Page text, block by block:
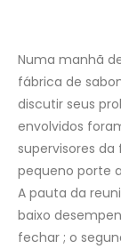
Numa manhã
fábrica de
discutir seus
envolvidos
supervisores
pequeno porte
A pauta da
baixo
fechar ; o